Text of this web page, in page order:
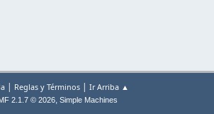
| Reglas y Términos | Ir Arriba ▲
2.1.7 © 2026, Simple Machines